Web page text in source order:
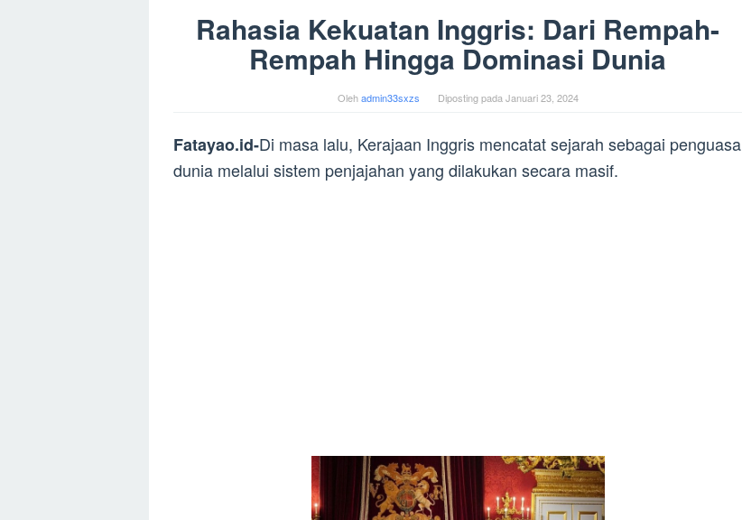
Rahasia Kekuatan Inggris: Dari Rempah-
Rempah Hingga Dominasi Dunia
Olehadmin33sxzs Diposting pada Januari 23, 2024
Fatayao.id-Di masa lalu, Kerajaan Inggris mencatat sejarah sebagai penguasa
dunia melalui sistem penjajahan yang dilakukan secara masif.